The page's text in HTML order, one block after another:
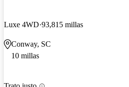
Luxe 4WD 93,815 millas
Conway, SC
10 millas